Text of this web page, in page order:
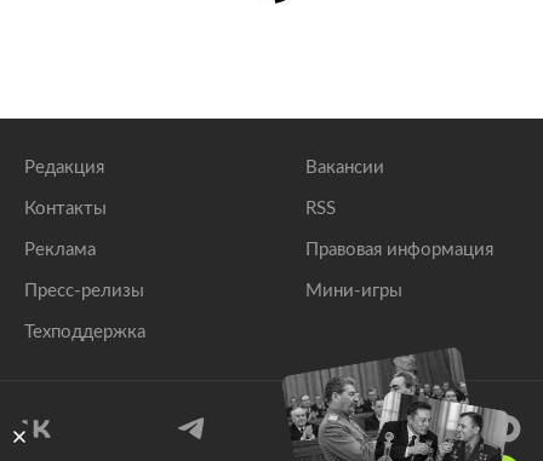
Редакция
Контакты
Реклама
Пресс-релизы
Техподдержка
Вакансии
RSS
Правовая информация
Мини-игры